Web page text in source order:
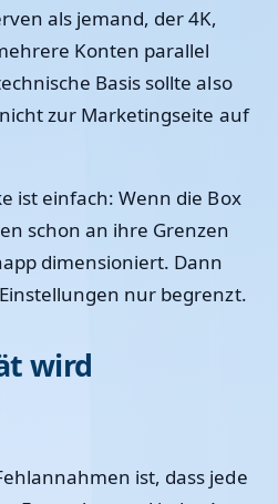
als jemand, der 4K,
Konten parallel
Basis sollte also
zur Marketingseite auf
ist einfach: Wenn die Box
schon an ihre Grenzen
dimensioniert. Dann
nur begrenzt.
wird
ist, dass jede